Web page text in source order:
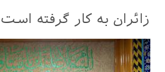
زائران به کار گرفته